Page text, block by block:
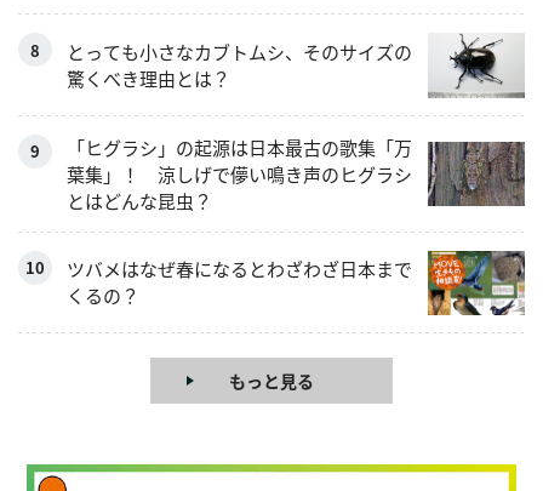
とっても小さなカブトムシ、そのサイズの
驚くべき理由とは？
「ヒグラシ」の起源は日本最古の歌集「万
葉集」！ 涼しげで儚い鳴き声のヒグラシ
とはどんな昆虫？
ツバメはなぜ春になるとわざわざ日本まで
くるの？
もっと見る